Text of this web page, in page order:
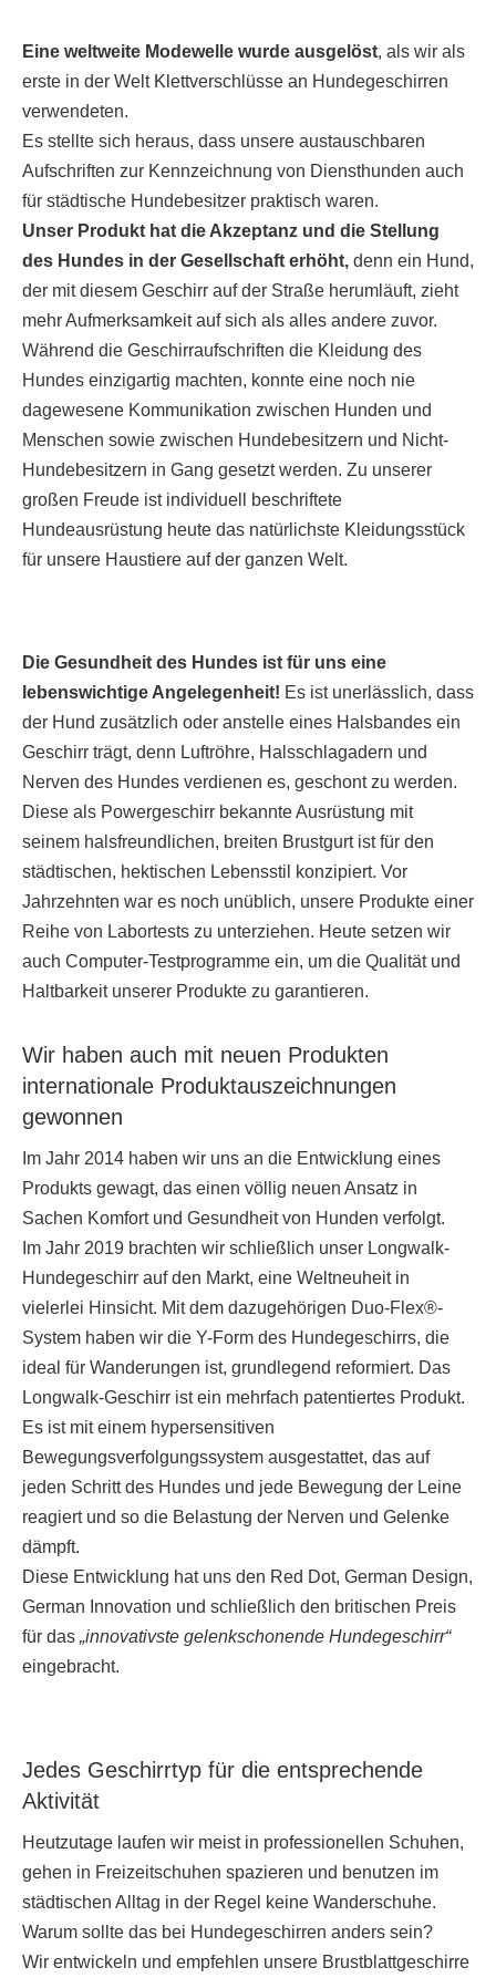
Eine weltweite Modewelle wurde ausgelöst, als wir als
erste in der Welt Klettverschlüsse an Hundegeschirren
verwendeten.
Es stellte sich heraus, dass unsere austauschbaren
Aufschriften zur Kennzeichnung von Diensthunden auch
für städtische Hundebesitzer praktisch waren.
Unser Produkt hat die Akzeptanz und die Stellung
des Hundes in der Gesellschaft erhöht, denn ein Hund,
der mit diesem Geschirr auf der Straße herumläuft, zieht
mehr Aufmerksamkeit auf sich als alles andere zuvor.
Während die Geschirraufschriften die Kleidung des
Hundes einzigartig machten, konnte eine noch nie
dagewesene Kommunikation zwischen Hunden und
Menschen sowie zwischen Hundebesitzern und Nicht-
Hundebesitzern in Gang gesetzt werden. Zu unserer
großen Freude ist individuell beschriftete
Hundeausrüstung heute das natürlichste Kleidungsstück
für unsere Haustiere auf der ganzen Welt.
Die Gesundheit des Hundes ist für uns eine
lebenswichtige Angelegenheit! Es ist unerlässlich, dass
der Hund zusätzlich oder anstelle eines Halsbandes ein
Geschirr trägt, denn Luftröhre, Halsschlagadern und
Nerven des Hundes verdienen es, geschont zu werden.
Diese als Powergeschirr bekannte Ausrüstung mit
seinem halsfreundlichen, breiten Brustgurt ist für den
städtischen, hektischen Lebensstil konzipiert. Vor
Jahrzehnten war es noch unüblich, unsere Produkte einer
Reihe von Labortests zu unterziehen. Heute setzen wir
auch Computer-Testprogramme ein, um die Qualität und
Haltbarkeit unserer Produkte zu garantieren.
Wir haben auch mit neuen Produkten
internationale Produktauszeichnungen
gewonnen
Im Jahr 2014 haben wir uns an die Entwicklung eines
Produkts gewagt, das einen völlig neuen Ansatz in
Sachen Komfort und Gesundheit von Hunden verfolgt.
Im Jahr 2019 brachten wir schließlich unser Longwalk-
Hundegeschirr auf den Markt, eine Weltneuheit in
vielerlei Hinsicht. Mit dem dazugehörigen Duo-Flex®-
System haben wir die Y-Form des Hundegeschirrs, die
ideal für Wanderungen ist, grundlegend reformiert. Das
Longwalk-Geschirr ist ein mehrfach patentiertes Produkt.
Es ist mit einem hypersensitiven
Bewegungsverfolgungssystem ausgestattet, das auf
jeden Schritt des Hundes und jede Bewegung der Leine
reagiert und so die Belastung der Nerven und Gelenke
dämpft.
Diese Entwicklung hat uns den Red Dot, German Design,
German Innovation und schließlich den britischen Preis
für das „innovativste gelenkschonende Hundegeschirr“
eingebracht.
Jedes Geschirrtyp für die entsprechende
Aktivität
Heutzutage laufen wir meist in professionellen Schuhen,
gehen in Freizeitschuhen spazieren und benutzen im
städtischen Alltag in der Regel keine Wanderschuhe.
Warum sollte das bei Hundegeschirren anders sein?
Wir entwickeln und empfehlen unsere Brustblattgeschirre